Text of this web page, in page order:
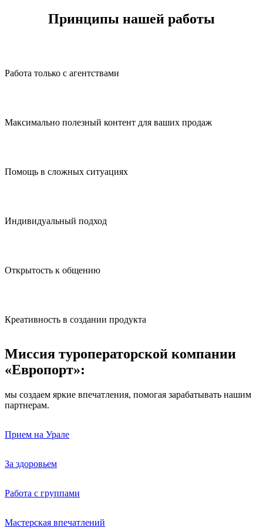
Принципы нашей работы
Работа только с агентствами
Максимально полезный контент для ваших продаж
Помощь в сложных ситуациях
Индивидуальный подход
Открытость к общению
Креативность в создании продукта
Миссия туроператорской компании
«Европорт»:
мы создаем яркие впечатления, помогая зарабатывать нашим
партнерам.
Прием на Урале
За здоровьем
Работа с группами
Мастерская впечатлений